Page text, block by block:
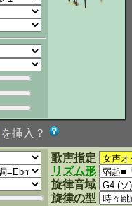
挿入？
歌声指定
リズム形
旋律音域
旋律の型